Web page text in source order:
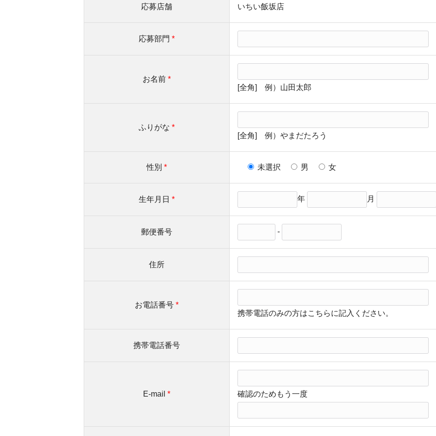
応募店舗 いちい飯坂店
応募部門 *
お名前 *
[全角] 例）山田太郎
ふりがな *
[全角] 例）やまだたろう
性別 * 未選択 男 女
生年月日 * 年 月
郵便番号 -
住所
お電話番号 *
携帯電話のみの方はこちらに記入ください。
携帯電話番号
E-mail * 確認のためもう一度